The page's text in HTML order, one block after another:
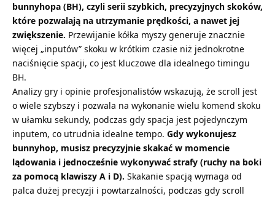
bunnyhopa (BH), czyli serii szybkich, precyzyjnych skoków,
które pozwalają na utrzymanie prędkości, a nawet jej
zwiększenie. Przewijanie kółka myszy generuje znacznie
więcej „inputów” skoku w krótkim czasie niż jednokrotne
naciśnięcie spacji, co jest kluczowe dla idealnego timingu
BH.
Analizy gry i opinie profesjonalistów wskazują, że scroll jest
o wiele szybszy i pozwala na wykonanie wielu komend skoku
w ułamku sekundy, podczas gdy spacja jest pojedynczym
inputem, co utrudnia idealne tempo. Gdy wykonujesz
bunnyhop, musisz precyzyjnie skakać w momencie
lądowania i jednocześnie wykonywać strafy (ruchy na boki
za pomocą klawiszy A i D). Skakanie spacją wymaga od
palca dużej precyzji i powtarzalności, podczas gdy scroll